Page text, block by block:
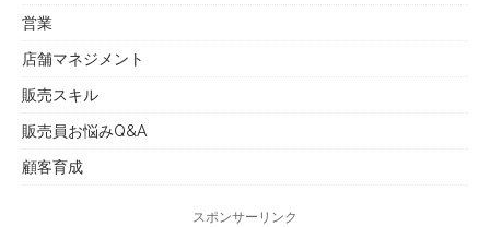
営業
店舗マネジメント
販売スキル
販売員お悩みQ&A
顧客育成
スポンサーリンク